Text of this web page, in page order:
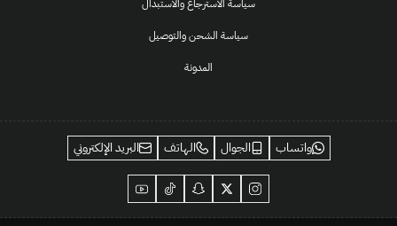
سياسة الاسترجاع والاستبدال
سياسة الشحن والتوصيل
المدونة
واتساب الجوال الهاتف البريد الإلكتروني